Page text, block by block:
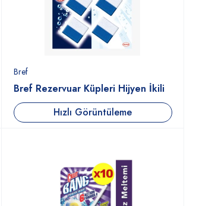
Bref
Bref Rezervuar Küpleri Hijyen İkili
Hızlı Görüntüleme